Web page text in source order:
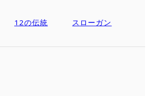
12の伝統 スローガン